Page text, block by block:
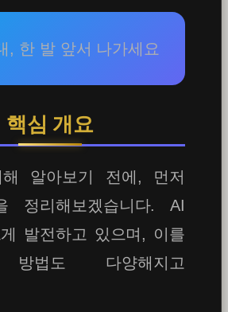
, 한 발 앞서 나가세요
핵심 개요
알아보기 전에, 먼저
정리해보겠습니다. AI
발전하고 있으며, 이를
방법도 다양해지고